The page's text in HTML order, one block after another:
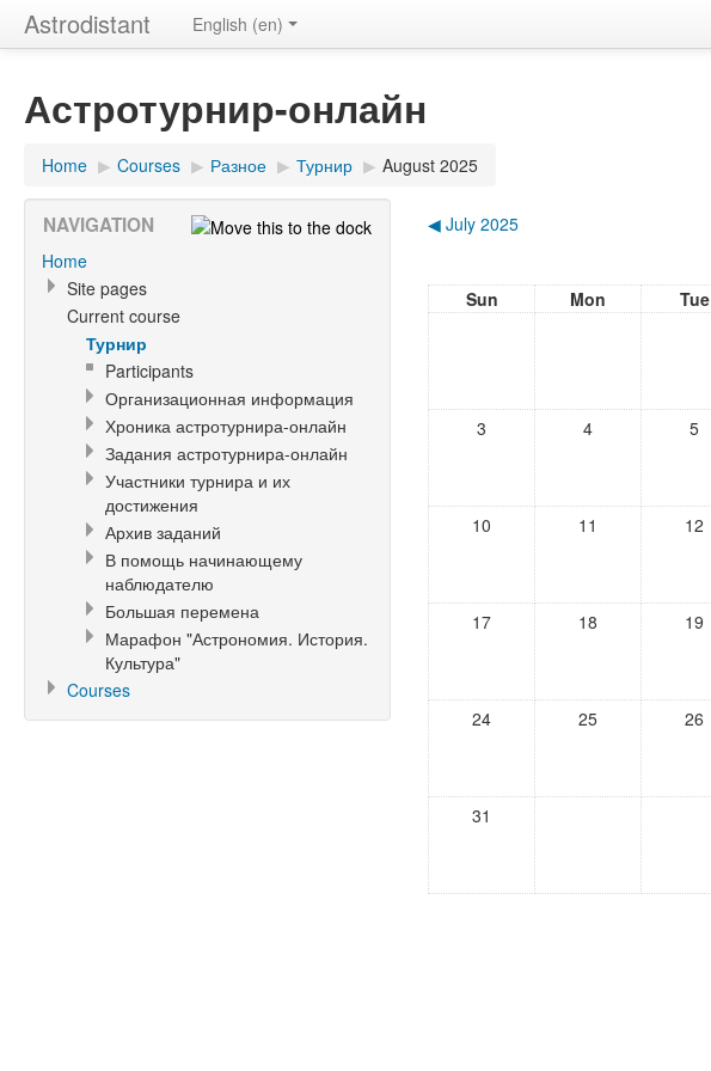
Astrodistant English (en)
Астротурнир-онлайн
Home ▶ Courses ▶ Разное ▶ Турнир ▶ August 2025
◀ July 2025
Sun Mon Tue
3 4 5
10 11 12
17 18 19
24 25 26
31
NAVIGATION
Home
Site pages
Current course
Турнир
Participants
Организационная информация
Хроника астротурнира-онлайн
Задания астротурнира-онлайн
Участники турнира и их
достижения
Архив заданий
В помощь начинающему
наблюдателю
Большая перемена
Марафон "Астрономия. История.
Культура"
Courses